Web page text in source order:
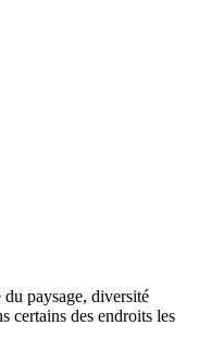
paysage, diversité
certains des endroits les